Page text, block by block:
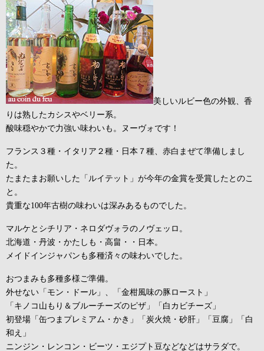
美しいルビー色の外観、香
りは熟したカシスやベリー系。
酸味穏やかで力強い味わいも。ヌーヴォです！
フランス３種・イタリア２種・日本７種、赤白まぜて準備しまし
た。
たまたまお願いした「ルイテット」が今年の金賞を受賞したとのこ
と。
貴重な100年古樹の味わいは深みあるものでした。
マルケとシチリア・ネロダヴォラのノヴェッロ。
北海道・丹波・かたしも・高畠・・日本。
メイドインジャパンも多種済々の味わいでした。
おつまみも多種多様ご準備。
外せない「モン・ドール」、「金柑風味の豚ロースト」
「キノコ山もり＆ブルーチーズのピザ」「白カビチーズ」
初登場「缶つまプレミアム・かき」「炭火焼・砂肝」「豆腐」「白
和え」
ニンジン・レンコン・ビーツ・エジプト豆などなどはサラダで。